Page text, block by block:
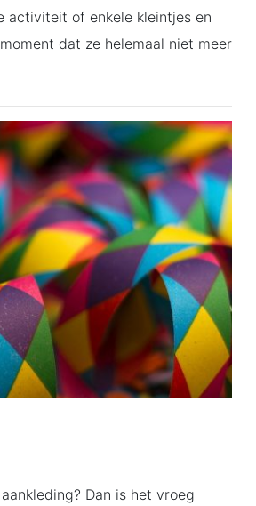
activiteit of enkele kleintjes en
dat ze helemaal niet meer
Dan is het vroeg